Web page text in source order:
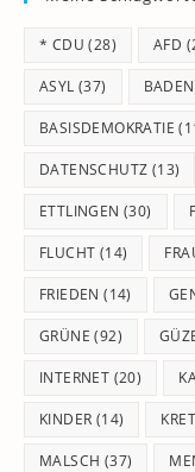
* CDU (28) AFD
ASYL (37)
BASISDEMOKRATIE
DATENSCHUTZ (13)
ETTLINGEN (30)
FLUCHT (14)
FRIEDEN (14)
GRÜNE (92)
INTERNET (20)
KINDER (14)
MALSCH (37)